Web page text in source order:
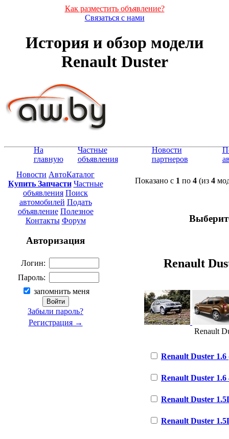
Как разместить объявление?
Связаться с нами
История и обзор модели
Renault Duster
На
главную
Частные
объявления
Новости
партнеров
Новости АвтоКаталог
Купить Запчасти Частные
объявления Поиск
автомобилей Подать
объявление Полезное
Контакты Форум
Авторизация
Логин:
Пароль:
запомнить меня
Забыли пароль?
Регистрация →
Показано с 1 по 4(из 4
Renault
Renault
Renault Duster 1.6
Renault Duster 1.6
Renault Duster
Renault Duster